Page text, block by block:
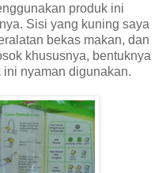
produk ini
Sisi yang kuning saya
bekas makan, dan
khususnya, bentuknya
nyaman digunakan.